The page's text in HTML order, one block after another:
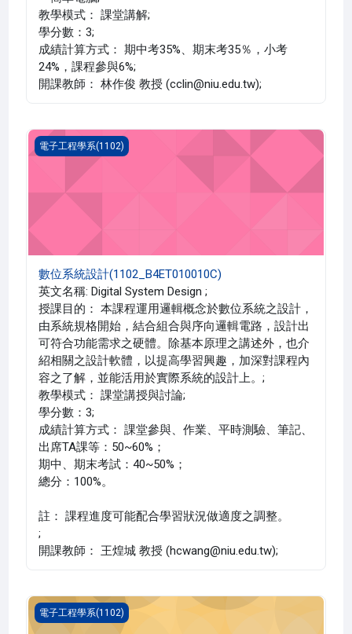
教學模式： 課堂講解;
學分數：3;
成績計算方式： 期中考35%、期末考35％，小考
24%，課程參與6%;
開課教師： 林作俊 教授 (cclin@niu.edu.tw);
數位系統設計(1102_B4ET010010C)
電子工程學系(1102)
數位系統設計(1102_B4ET010010C)
英文名稱: Digital System Design ;
授課目的： 本課程運用邏輯概念於數位系統之設計，
由系統規格開始，結合組合與序向邏輯電路，設計出
可符合功能需求之硬體。除基本原理之講述外，也介
紹相關之設計軟體，以提高學習興趣，加深對課程內
容之了解，並能活用於實際系統的設計上。;
教學模式： 課堂講授與討論;
學分數：3;
成績計算方式： 課堂參與、作業、平時測驗、筆記、
出席TA課等：50~60%；
期中、期末考試：40~50%；
總分：100%。
註： 課程進度可能配合學習狀況做適度之調整。
;
開課教師： 王煌城 教授 (hcwang@niu.edu.tw);
數位系統設計(1102_B4ET010010B)
電子工程學系(1102)